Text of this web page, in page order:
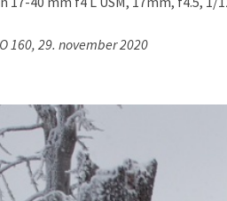
160, 29. november 2020